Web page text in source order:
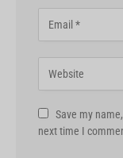
Save my
next time I